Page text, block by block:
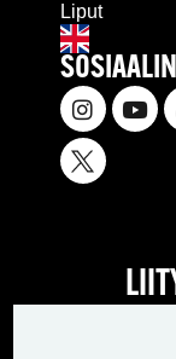
Liput